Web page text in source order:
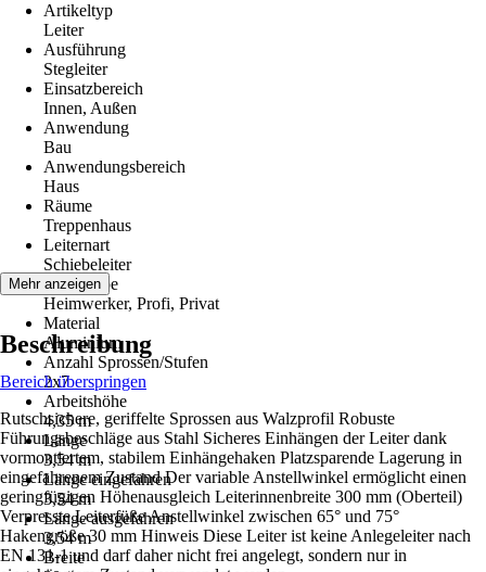
Artikeltyp
Leiter
Ausführung
Stegleiter
Einsatzbereich
Innen, Außen
Anwendung
Bau
Anwendungsbereich
Haus
Räume
Treppenhaus
Leiternart
Schiebeleiter
Zielgruppe
Heimwerker, Profi, Privat
Material
Aluminium
Anzahl Sprossen/Stufen
2x7
Arbeitshöhe
4,35 m
Länge
3,54 m
Länge eingefahren
3,54 m
Länge ausgefahren
3,54 m
Breite
Mehr anzeigen
Beschreibung
Bereich überspringen
Rutschsichere, geriffelte Sprossen aus Walzprofil Robuste
Führungsbeschläge aus Stahl Sicheres Einhängen der Leiter dank
vormontiertem, stabilem Einhängehaken Platzsparende Lagerung in
eingefahrenem Zustand Der variable Anstellwinkel ermöglicht einen
geringfügigen Höhenausgleich Leiterinnenbreite 300 mm (Oberteil)
Verpresste Leiterfüße Anstellwinkel zwischen 65° und 75°
Hakengröße 30 mm Hinweis Diese Leiter ist keine Anlegeleiter nach
EN 131-1 und darf daher nicht frei angelegt, sondern nur in